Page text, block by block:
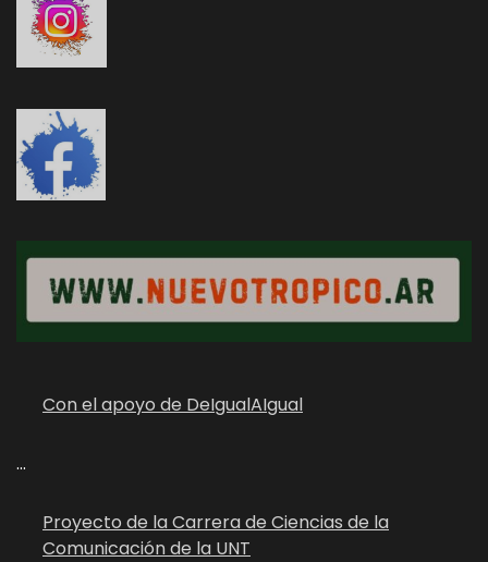
Con el apoyo de DeIgualAIgual
...
Proyecto de la Carrera de Ciencias de la
Comunicación de la UNT